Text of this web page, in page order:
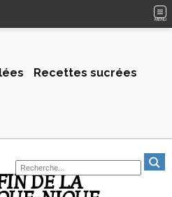
MENU
Recettes sucrées